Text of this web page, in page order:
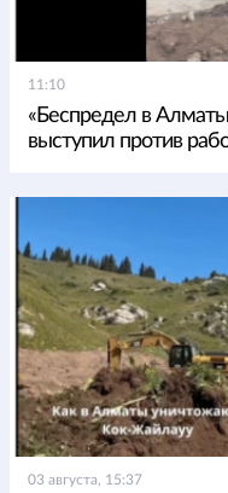
11:10
«Беспредел в
выступил против
03 августа, 15:37